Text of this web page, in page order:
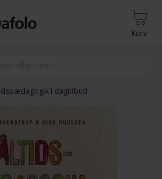
Kurv
i dagtilbud